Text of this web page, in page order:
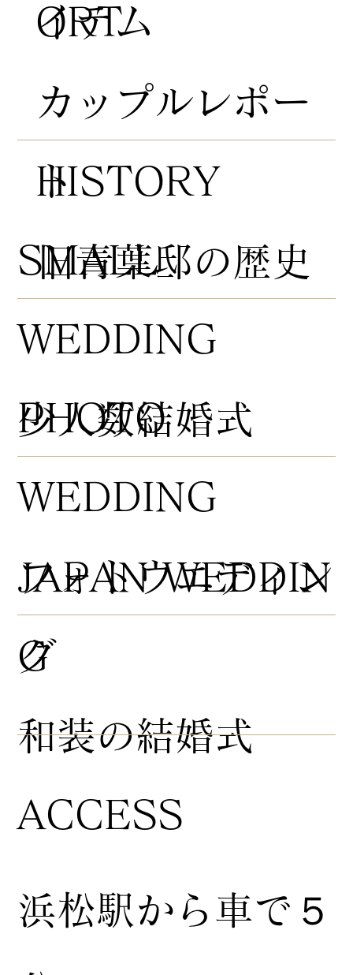
HISTORY
ORT
​旧青葉邸の歴史
​カップルレポー
ト
イテム
​少人数結婚式
​SMALL
WEDDING
​フォトウエディン
グ
PHOTO
WEDDING
​和装の結婚式
JAPAN WEDDIN
G
浜松駅から車で５
ACCESS